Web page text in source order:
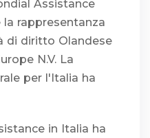
Assistance
rappresentanza
di diritto Olandese
N.V. La
per l'Italia ha
in Italia ha